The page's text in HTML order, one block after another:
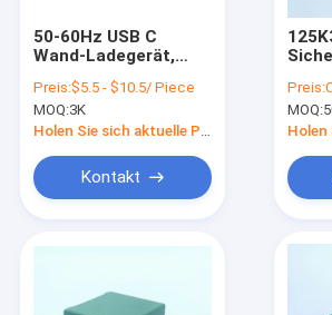
50-60Hz USB C
Wand-Ladegerät,
Doppel-Port USB
Ladegerät
Preis:$5.5 - $10.5/ Piece
MOQ:3K
Holen Sie sich aktuelle Preis
Kontakt
Preis:
MOQ: